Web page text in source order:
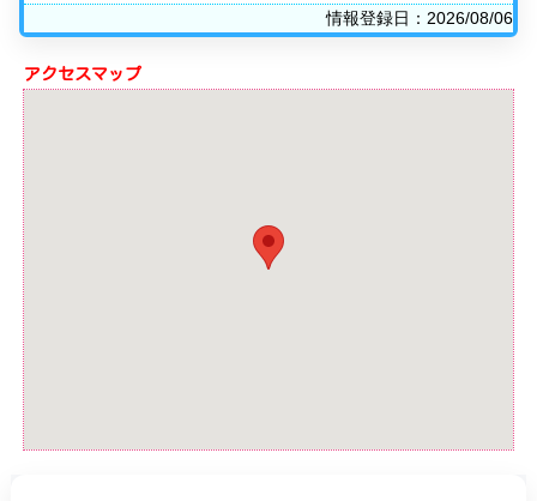
情報登録日：2026/08/06
アクセスマップ